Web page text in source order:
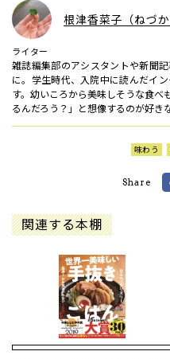
根津香菜子（ねづか
ライター
雑誌編集部のアシスタントや新聞
に。学生時代、入院中に読んだイ
す。幼いころから美味しそうな食べ
るんだろう？」と想像するのが好き
味わう
Share
関連する本棚